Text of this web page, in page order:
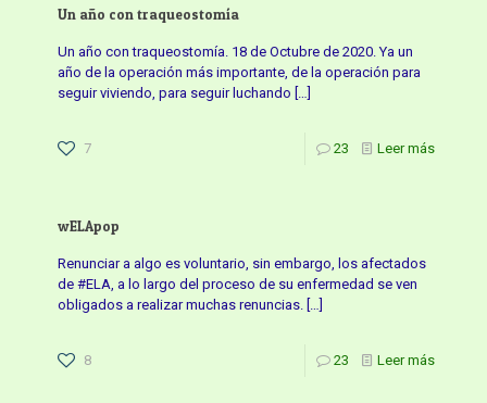
Un año con traqueostomía
Un año con traqueostomía. 18 de Octubre de 2020. Ya un
año de la operación más importante, de la operación para
seguir viviendo, para seguir luchando […]
7 23 Leer más
wELApop
Renunciar a algo es voluntario, sin embargo, los afectados
de #ELA, a lo largo del proceso de su enfermedad se ven
obligados a realizar muchas renuncias. […]
8 23 Leer más